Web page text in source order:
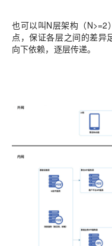
也可以叫N层架构（N>=2
点 ，保证各层之间的差异
向下依赖，逐层传递。